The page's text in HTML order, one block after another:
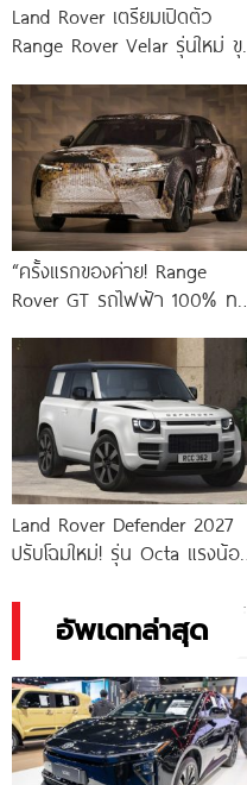
Land Rover เตรียมเปิดตัว
Range Rover Velar รุ่นใหม่ ขุ
“ครั้งแรกของค่าย! Range
Rover GT รถไฟฟ้า 100% ทร
Land Rover Defender 2027
ปรับโฉมใหม่! รุ่น Octa แรงน้อย
อัพเดทล่าสุด